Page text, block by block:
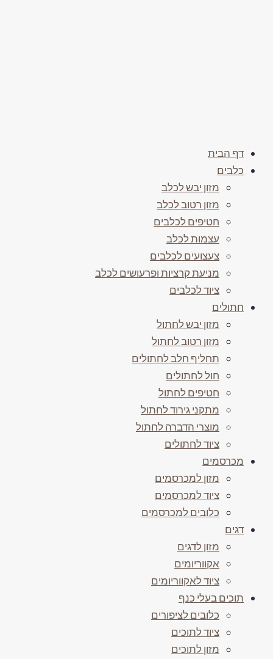
דף הבית
כלבים
מזון יבש לכלב
מזון רטוב לכלב
חטיפים לכלבים
עצמות לכלב
צעצועים לכלבים
מניעת קרציות ופרעושים לכלב
ציוד לכלבים
חתולים
מזון יבש לחתול
מזון רטוב לחתול
תחליף חלב לחתולים
חול לחתולים
חטיפים לחתול
מתקני גירוד לחתול
מוצרי הדברה לחתול
ציוד לחתולים
מכרסמים
מזון למכרסמים
ציוד למכרסמים
כלובים למכרסמים
דגים
מזון לדגים
אקווריומים
ציוד לאקווריומים
תוכים בעלי כנף
כלובים לציפורים
ציוד לתוכים
מזון לתוכים